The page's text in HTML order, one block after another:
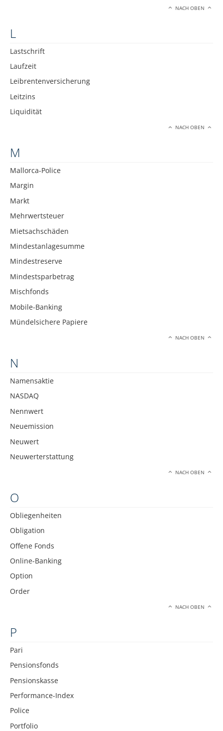
NACH OBEN
L
Lastschrift
Laufzeit
Leibrentenversicherung
Leitzins
Liquidität
NACH OBEN
M
Mallorca-Police
Margin
Markt
Mehrwertsteuer
Mietsachschäden
Mindestanlagesumme
Mindestreserve
Mindestsparbetrag
Mischfonds
Mobile-Banking
Mündelsichere Papiere
NACH OBEN
N
Namensaktie
NASDAQ
Nennwert
Neuemission
Neuwert
Neuwerterstattung
NACH OBEN
O
Obliegenheiten
Obligation
Offene Fonds
Online-Banking
Option
Order
NACH OBEN
P
Pari
Pensionsfonds
Pensionskasse
Performance-Index
Police
Portfolio